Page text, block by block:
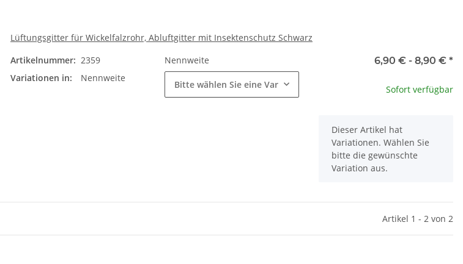
Lüftungsgitter für Wickelfalzrohr, Abluftgitter mit Insektenschutz Schwarz
Artikelnummer: 2359
Variationen in:
Nennweite
Nennweite
Bitte wählen Sie eine Variation.
6,90 € - 8,90 € *
Sofort verfügbar
x
Dieser Artikel hat
Variationen. Wählen Sie
bitte die gewünschte
Variation aus.
Artikel 1 - 2 von 2